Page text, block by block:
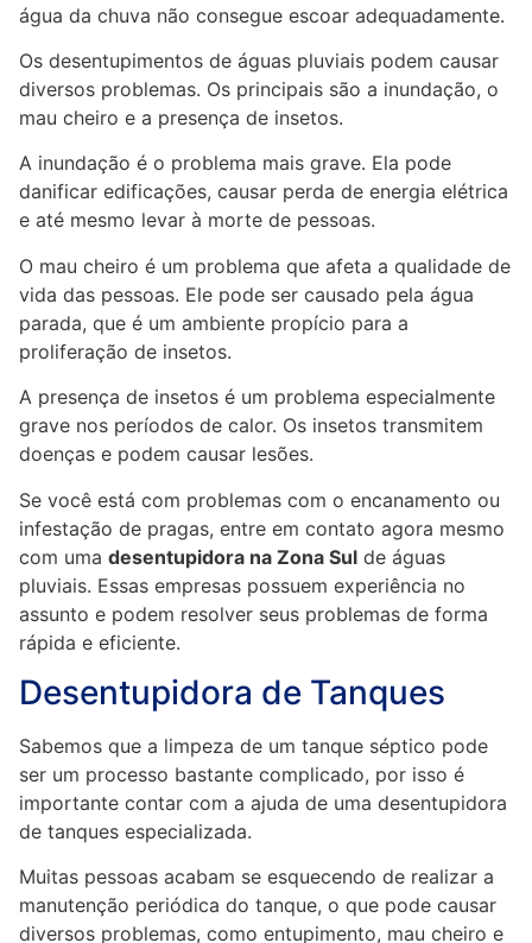
água da chuva não consegue escoar adequadamente.
Os desentupimentos de águas pluviais podem causar
diversos problemas. Os principais são a inundação, o
mau cheiro e a presença de insetos.
A inundação é o problema mais grave. Ela pode
danificar edificações, causar perda de energia elétrica
e até mesmo levar à morte de pessoas.
O mau cheiro é um problema que afeta a qualidade de
vida das pessoas. Ele pode ser causado pela água
parada, que é um ambiente propício para a
proliferação de insetos.
A presença de insetos é um problema especialmente
grave nos períodos de calor. Os insetos transmitem
doenças e podem causar lesões.
Se você está com problemas com o encanamento ou
infestação de pragas, entre em contato agora mesmo
com uma desentupidora na Zona Sul de águas
pluviais. Essas empresas possuem experiência no
assunto e podem resolver seus problemas de forma
rápida e eficiente.
Desentupidora de Tanques
Sabemos que a limpeza de um tanque séptico pode
ser um processo bastante complicado, por isso é
importante contar com a ajuda de uma desentupidora
de tanques especializada.
Muitas pessoas acabam se esquecendo de realizar a
manutenção periódica do tanque, o que pode causar
diversos problemas, como entupimento, mau cheiro e